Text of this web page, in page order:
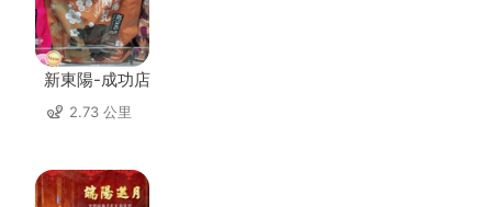
新東陽-成功店
2.73 公里